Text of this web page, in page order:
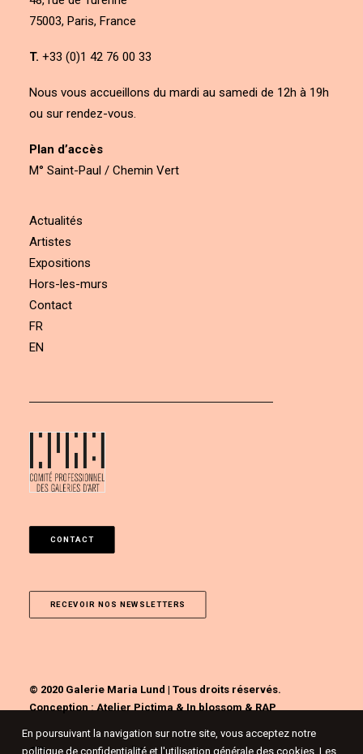
75003, Paris, France
T. +33 (0)1 42 76 00 33
Nous vous accueillons du mardi au samedi de 12h à 19h
ou sur rendez-vous.
Plan d’accès
M° Saint-Paul / Chemin Vert
Actualités
Artistes
Expositions
Hors-les-murs
Contact
FR
EN
CONTACT
RECEVOIR NOS NEWSLETTERS
© 2020 Galerie Maria Lund | Tous droits réservés.
Conception :Atelier Pictima&In blossom&RAP
En poursuivant la navigation sur notre site, vous acceptez notre
politique de confidentialité et l'utilisation générale des cookies. Les